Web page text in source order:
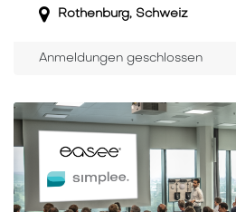
Rothenburg, Schweiz
Anmeldungen geschlossen